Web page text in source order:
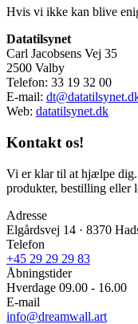
Hvis vi ikke kan blive
Datatilsynet
Carl Jacobsens Vej 35
2500 Valby
Telefon: 33 19 32 00
E-mail:
Web: datatilsynet.dk
Kontakt os!
Vi er klar til at hjælpe
produkter, bestilling eller
Adresse
Elgårdsvej 14 · 8370
Telefon
+45 29 29 29 83
Åbningstider
Hverdage 09.00 - 16.00
E-mail
info@dreamwall.art